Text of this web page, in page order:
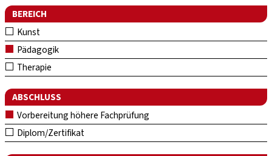
BEREICH
Kunst
Pädagogik
Therapie
ABSCHLUSS
Vorbereitung höhere Fachprüfung
Diplom/Zertifikat